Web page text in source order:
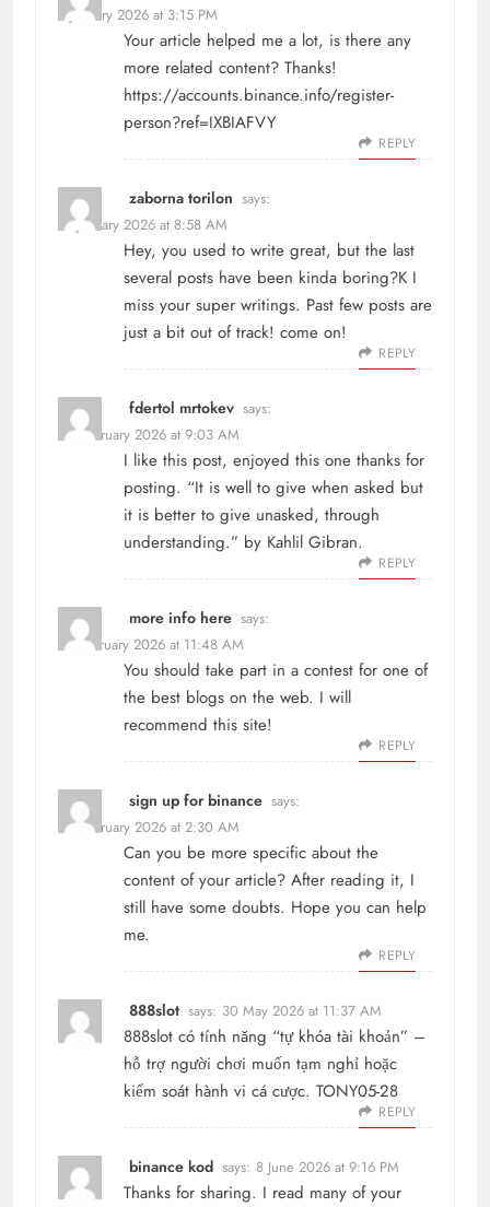
2 January 2026 at 3:15 PM
Your article helped me a lot, is there any
more related content? Thanks!
https://accounts.binance.info/register-
person?ref=IXBIAFVY
REPLY
zaborna torilon says:
21 January 2026 at 8:58 AM
Hey, you used to write great, but the last
several posts have been kinda boring?K I
miss your super writings. Past few posts are
just a bit out of track! come on!
REPLY
fdertol mrtokev says:
10 February 2026 at 9:03 AM
I like this post, enjoyed this one thanks for
posting. “It is well to give when asked but
it is better to give unasked, through
understanding.” by Kahlil Gibran.
REPLY
more info here says:
21 February 2026 at 11:48 AM
You should take part in a contest for one of
the best blogs on the web. I will
recommend this site!
REPLY
sign up for binance says:
23 February 2026 at 2:30 AM
Can you be more specific about the
content of your article? After reading it, I
still have some doubts. Hope you can help
me.
REPLY
888slot says: 30 May 2026 at 11:37 AM
888slot có tính năng “tự khóa tài khoản” –
hỗ trợ người chơi muốn tạm nghỉ hoặc
kiểm soát hành vi cá cược. TONY05-28
REPLY
binance kod says: 8 June 2026 at 9:16 PM
Thanks for sharing. I read many of your